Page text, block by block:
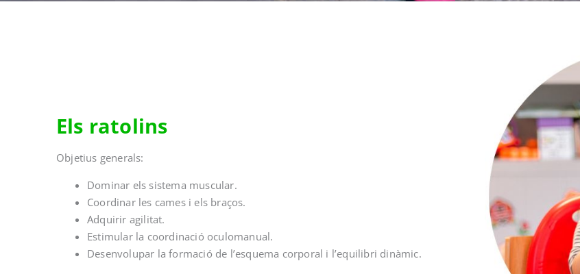
Els ratolins
Objetius generals:
Dominar els sistema muscular.
Coordinar les cames i els braços.
Adquirir agilitat.
Estimular la coordinació oculomanual.
Desenvolupar la formació de l’esquema corporal i l’equilibri dinàmic.